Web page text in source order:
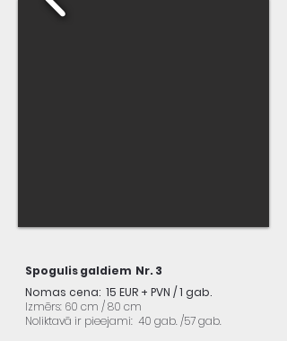
Spogulis galdiem Nr. 3
Nomas cena: 15 EUR + PVN / 1 gab.
Izmērs: 60 cm / 80 cm
Noliktavā ir pieejami: 40 gab. /57 gab.